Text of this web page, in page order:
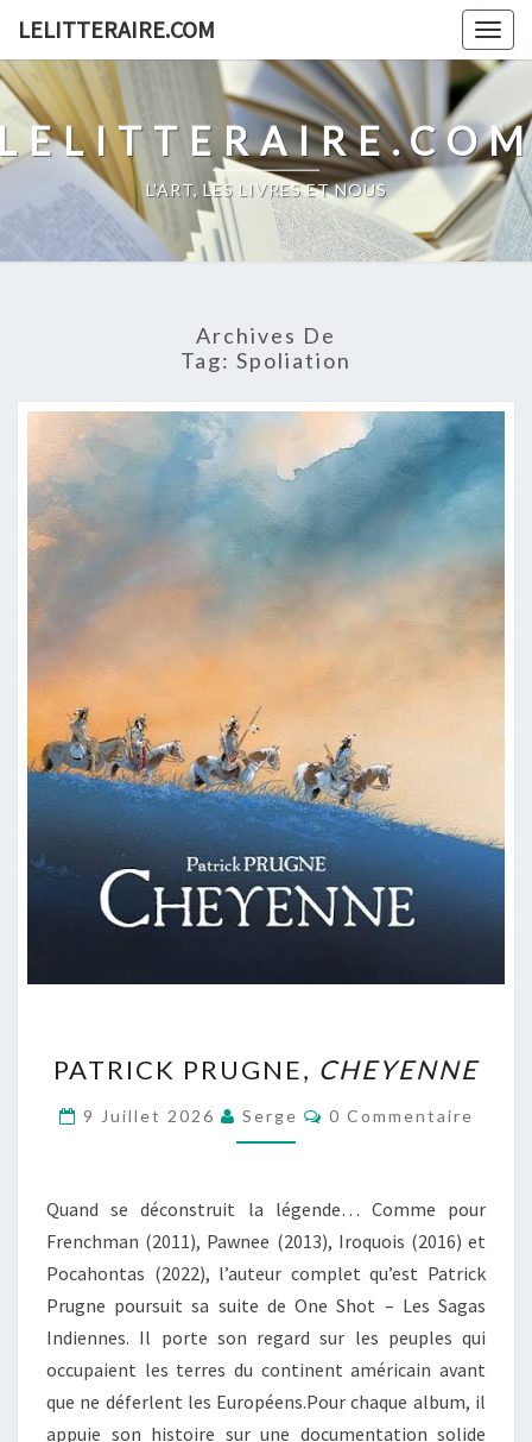
content
LELITTERAIRE.COM
L'ART, LES LIVRES ET NOUS
Archives De
Tag: Spoliation
PRUGNE,
CHEYENNE
PATRICK PRUGNE, CHEYENNE
9 Juillet 2026 Serge Commentaires
0 Commentaire
Quand se déconstruit la légende… Comme pour
Frenchman (2011), Pawnee (2013), Iroquois (2016) et
Pocahontas (2022), l’auteur complet qu’est Patrick
Prugne poursuit sa suite de One Shot – Les Sagas
Indiennes. Il porte son regard sur les peuples qui
occupaient les terres du continent américain avant
que ne déferlent les Européens.Pour chaque album, il
appuie son histoire sur une documentation solide